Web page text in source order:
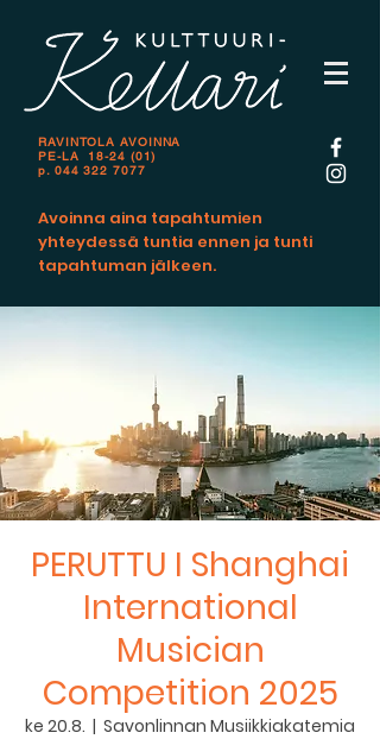
RAVINTOLA AVOINNA
PE-LA 18-24 (01)
p. 044 322 7077
Avoinna aina tapahtumien
yhteydessä tuntia ennen ja tunti
tapahtuman jälkeen.
PERUTTU I Shanghai
International
Musician
Competition 2025
ke 20.8.
  |
Savonlinnan Musiikkiakatemia